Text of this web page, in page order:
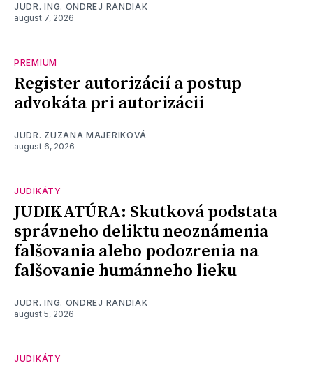
JUDR. ING. ONDREJ RANDIAK
august 7, 2026
PREMIUM
Register autorizácií a postup
advokáta pri autorizácii
JUDR. ZUZANA MAJERIKOVÁ
august 6, 2026
JUDIKÁTY
JUDIKATÚRA: Skutková podstata
správneho deliktu neoznámenia
falšovania alebo podozrenia na
falšovanie humánneho lieku
JUDR. ING. ONDREJ RANDIAK
august 5, 2026
JUDIKÁTY